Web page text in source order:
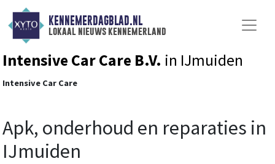
KENNEMERDAGBLAD.NL
lokaal nieuws kennemerland
Intensive Car Care B.V. in IJmuiden
Intensive Car Care
Apk, onderhoud en reparaties in
IJmuiden